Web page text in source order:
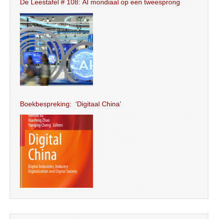
De Leestafel # 108: AI mondiaal op een tweesprong
Boekbespreking: ‘Digitaal China’